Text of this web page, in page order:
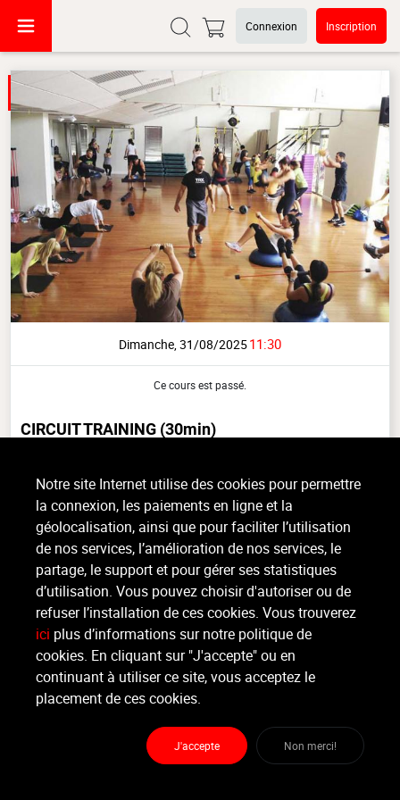
Connexion Inscription
Dimanche, 31/08/202511:30
Ce cours est passé.
CIRCUIT TRAINING(30min)
COURS DE TRENTE MINUTES DONNE DANS LA SALLE UP Le circuit
training est une méthode d’entraînement qui consiste à réaliser plusieurs
exercices les uns après les autres, avec pas ou très peu de (...)
Lire la suite
Organisateur
ROYAL LÉOPOLD FITNESS CLUB
Moniteur
Mohamed .
Royal Léopold Fitness Club
Avenue Dupuich 42 - 1180 Bruxelles
Notre site Internet utilise des cookies pour permettre
la connexion, les paiements en ligne et la
géolocalisation, ainsi que pour faciliter l’utilisation
de nos services, l’amélioration de nos services, le
partage, le support et pour gérer ses statistiques
d’utilisation. Vous pouvez choisir d'autoriser ou de
refuser l’installation de ces cookies. Vous trouverez
ici plus d’informations sur notre politique de
cookies. En cliquant sur "J'accepte" ou en
continuant à utiliser ce site, vous acceptez le
placement de ces cookies.
J'accepte Non merci!